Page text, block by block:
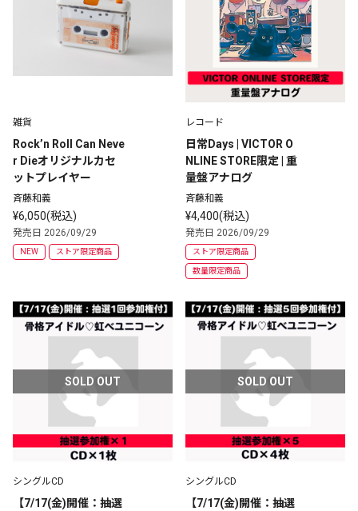
雑貨
Rock’n Roll Can Neve
r Dieオリジナルカセ
ットプレイヤー
斉藤和義
¥6,050(税込)
発売日 2026/09/29
NEW ストア限定商品
レコード
日常Days | VICTOR O
NLINE STORE限定 | 重
量盤アナログ
斉藤和義
¥4,400(税込)
発売日 2026/09/29
ストア限定商品
数量限定商品
SOLD OUT
シングルCD
【7/17(金)開催：抽選
SOLD OUT
シングルCD
【7/17(金)開催：抽選